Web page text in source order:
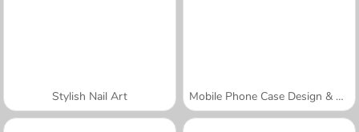
Stylish Nail Art Mobile Phone Case Design & DIY